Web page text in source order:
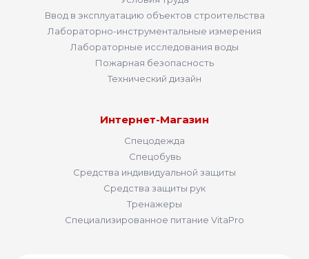
Ввод в эксплуатацию объектов строительства
Лабораторно-инструментальные измерения
Лабораторные исследования воды
Пожарная безопасность
Технический дизайн
Интернет-Магазин
Спецодежда
Спецобувь
Средства индивидуальной защиты
Средства защиты рук
Тренажеры
Специализированное питание VitaPro